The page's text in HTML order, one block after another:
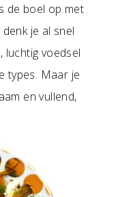
de boel op met
je al snel
luchtig voedsel
types. Maar je
en vullend,